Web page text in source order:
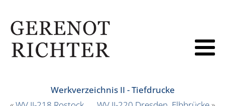
Werkverzeichnis II - Tiefdrucke